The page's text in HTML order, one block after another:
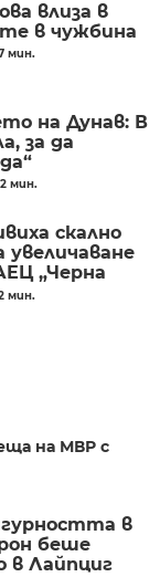
влиза в
в чужбина
мин.
на Дунав: В
за да
мин.
скално
увеличаване
„Черна
мин.
на МВР с
в
беше
в Лайпциг